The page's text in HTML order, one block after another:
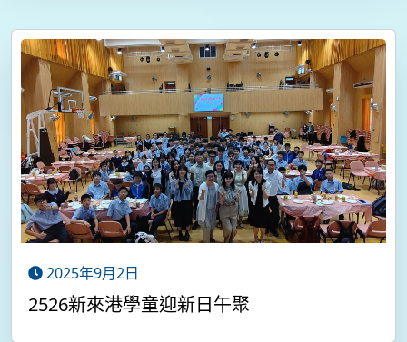
2025年9月2日
2526新來港學童迎新日午聚